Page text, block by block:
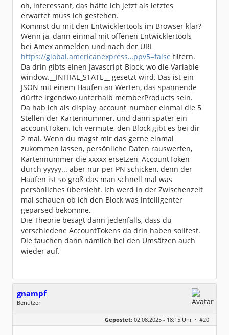
oh, interessant, das hätte ich jetzt als letztes
erwartet muss ich gestehen.
Kommst du mit den Entwicklertools im Browser klar?
Wenn ja, dann einmal mit offenen Entwicklertools
bei Amex anmelden und nach der URL
https://global.americanexpress…ppv5=false filtern.
Da drin gibts einen Javascript-Block, wo die Variable
window.__INITIAL_STATE__ gesetzt wird. Das ist ein
JSON mit einem Haufen an Werten, das spannende
dürfte irgendwo unterhalb memberProducts sein.
Da hab ich als display_account_number einmal die 5
Stellen der Kartennummer, und dann später ein
accountToken. Ich vermute, den Block gibt es bei dir
2 mal. Wenn du magst mir das gerne einmal
zukommen lassen, persönliche Daten rauswerfen,
Kartennummer die xxxxx ersetzen, AccountToken
durch yyyyy... aber nur per PN schicken, denn der
Haufen ist so groß das man schnell mal was
persönliches übersieht. Ich werd in der Zwischenzeit
mal schauen ob ich den Block was intelligenter
geparsed bekomme.
Die Theorie besagt dann jedenfalls, dass du
verschiedene AccountTokens da drin haben solltest.
Die tauchen dann nämlich bei den Umsätzen auch
wieder auf.
gnampf
Benutzer
Dabei seit:
07 / 2025
Gepostet: 02.08.2025 - 18:15 Uhr · #20